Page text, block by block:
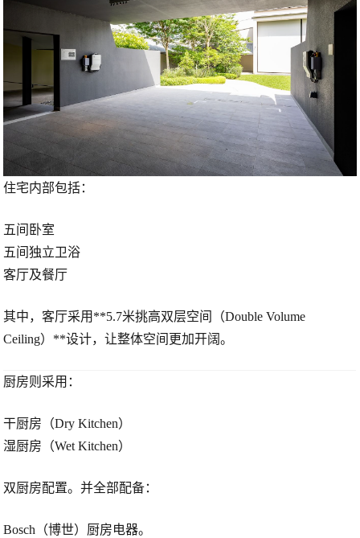
住宅内部包括：
五间卧室
五间独立卫浴
客厅及餐厅
其中，客厅采用**5.7米挑高双层空间（Double Volume
Ceiling）**设计，让整体空间更加开阔。
厨房则采用：
干厨房（Dry Kitchen）
湿厨房（Wet Kitchen）
双厨房配置。并全部配备：
Bosch（博世）厨房电器。